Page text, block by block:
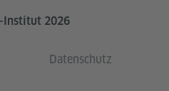
Institut 2026
Datenschutz